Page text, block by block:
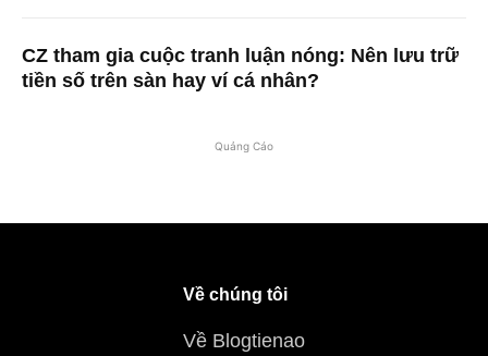
CZ tham gia cuộc tranh luận nóng: Nên lưu trữ
tiền số trên sàn hay ví cá nhân?
Quảng Cáo
Về chúng tôi
Về Blogtienao